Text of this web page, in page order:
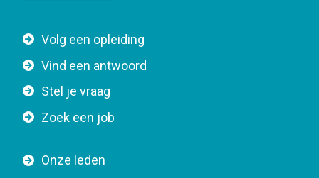
F
o
t
e
a
Volg een opleiding
Vind een antwoord
Stel je vraag
Zoek een job
Onze leden
o
n
a
v
g